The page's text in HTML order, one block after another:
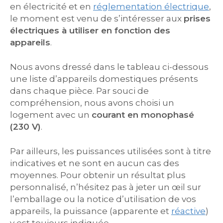
en électricité et en réglementation électrique,
le moment est venu de s’intéresser aux prises
électriques à utiliser en fonction des
appareils.
Nous avons dressé dans le tableau ci-dessous
une liste d’appareils domestiques présents
dans chaque pièce. Par souci de
compréhension, nous avons choisi un
logement avec un courant en monophasé
(230 V).
Par ailleurs, les puissances utilisées sont à titre
indicatives et ne sont en aucun cas des
moyennes. Pour obtenir un résultat plus
personnalisé, n’hésitez pas à jeter un œil sur
l’emballage ou la notice d’utilisation de vos
appareils, la puissance (apparente et réactive)